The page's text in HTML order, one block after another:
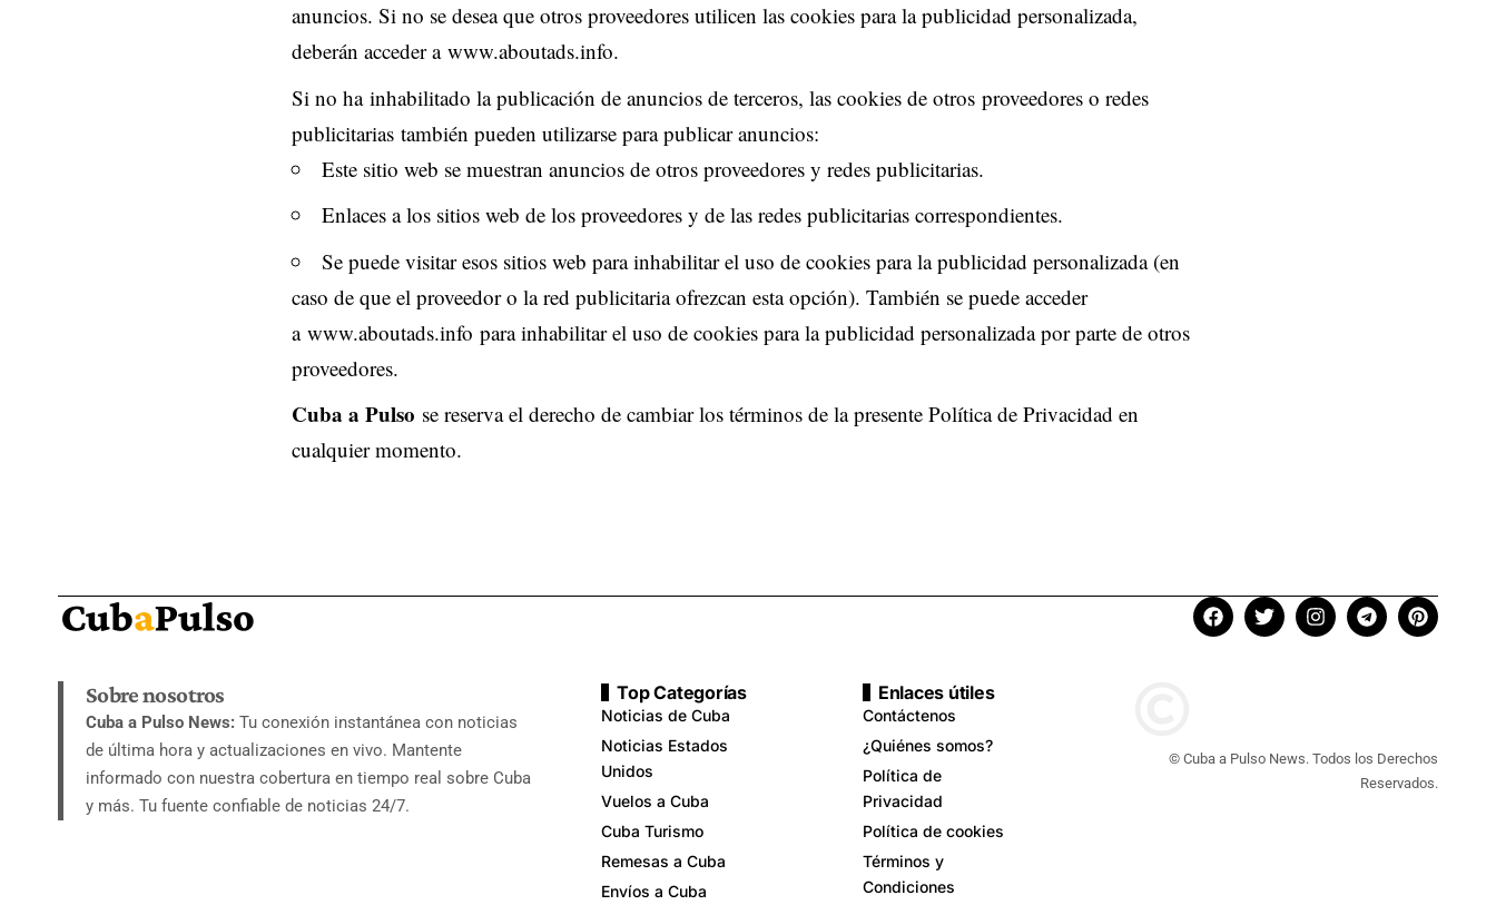
anuncios. Si no se desea que otros proveedores utilicen las cookies para la publicidad personalizada,
deberán acceder a www.aboutads.info.
Si no ha inhabilitado la publicación de anuncios de terceros, las cookies de otros proveedores o redes
publicitarias también pueden utilizarse para publicar anuncios:
Este sitio web se muestran anuncios de otros proveedores y redes publicitarias.
Enlaces a los sitios web de los proveedores y de las redes publicitarias correspondientes.
Se puede visitar esos sitios web para inhabilitar el uso de cookies para la publicidad personalizada (en
caso de que el proveedor o la red publicitaria ofrezcan esta opción). También se puede acceder
a www.aboutads.info para inhabilitar el uso de cookies para la publicidad personalizada por parte de otros
proveedores.
Cuba a Pulso se reserva el derecho de cambiar los términos de la presente Política de Privacidad en
cualquier momento.
Sobre nosotros
Cuba a Pulso News: Tu conexión instantánea con noticias
de última hora y actualizaciones en vivo. Mantente
informado con nuestra cobertura en tiempo real sobre Cuba
y más. Tu fuente confiable de noticias 24/7.
Top Categorías
Noticias de Cuba
Noticias Estados
Unidos
Vuelos a Cuba
Cuba Turismo
Remesas a Cuba
Envíos a Cuba
Enlaces útiles
Contáctenos
¿Quiénes somos?
Política de
Privacidad
Política de cookies
Términos y
Condiciones
© Cuba a Pulso News. Todos los Derechos
Reservados.